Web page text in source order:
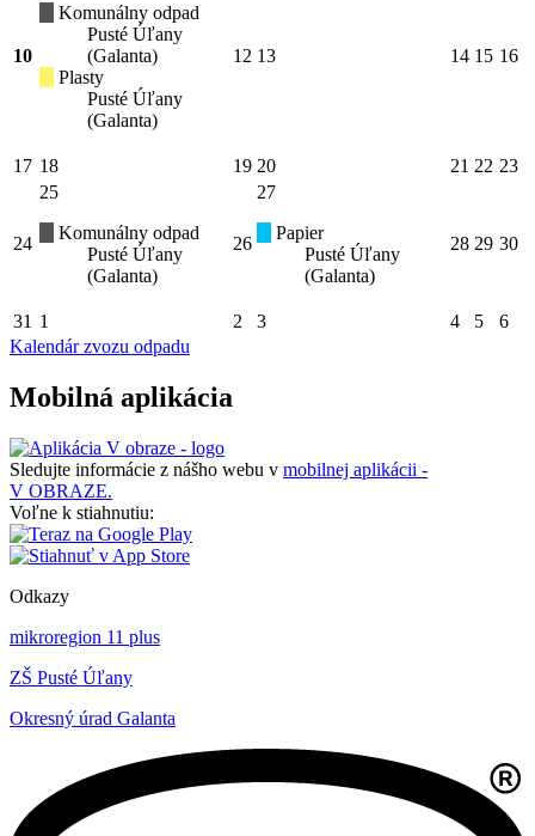
10
Komunálny odpad
Pusté Úľany
(Galanta)
Plasty
Pusté Úľany
(Galanta)
12 13 14 15 16
17 18 19 20 21 22 23
24
25
Komunálny odpad
Pusté Úľany
(Galanta)
26
27
Papier
Pusté Úľany
(Galanta)
28 29 30
31 1 2 3 4 5
6
Kalendár zvozu odpadu
Mobilná aplikácia
Sledujte informácie z nášho webu v mobilnej aplikácii -
V OBRAZE.
Voľne k stiahnutiu:
Odkazy
mikroregion 11 plus
ZŠ Pusté Úľany
Okresný úrad Galanta